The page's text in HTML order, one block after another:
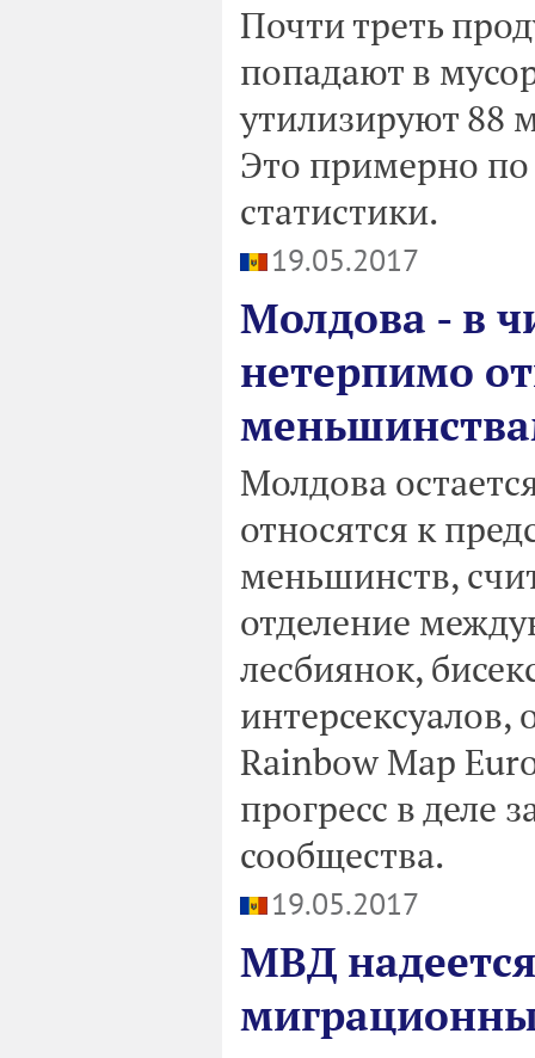
Почти треть
попадают в
утилизируют 88
Это примерно по
статистики.
19.05.2017
Молдова - в
нетерпимо
Молдова
относятся к
меньшинств,
отделение
лесбиянок,
Rainbow Map
прогресс в деле
сообщества.
19.05.2017
МВД